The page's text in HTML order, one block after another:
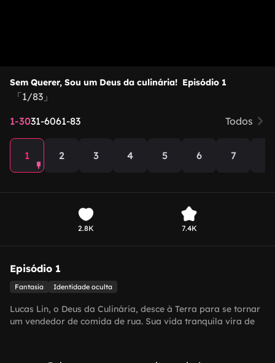
Sem Querer, Sou um Deus da culinária! Episódio 1
「1/83」
1-3031-6061-83 Todos
1 2 3 4 5 6 7
2.8K 7.4K
Episódio 1
Fantasia Identidade oculta
Lucas Lin, o Deus da Culinária, desce à Terra para se tornar
um vendedor de comida de rua. Sua vida tranquila vira de